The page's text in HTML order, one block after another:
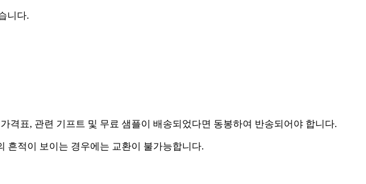
니다.
표, 관련 기프트 및 무료 샘플이 배송되었다면 동봉하여 반송되어야 합니다.
흔적이 보이는 경우에는 교환이 불가능합니다.